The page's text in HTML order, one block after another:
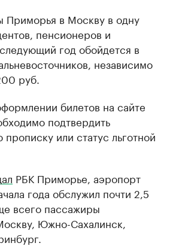
Приморья в Москву в одну
пенсионеров и
год обойдется в
независимо
руб.
билетов на сайте
подтвердить
прописку или статус льготной
РБК Приморье, аэропорт
года обслужил почти 2,5
всего пассажиры
Южно-Сахалинск,